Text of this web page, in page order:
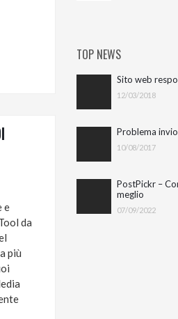
e
da
più
TOP NEWS
Sito web
12/03/2018
Problema
10/08/2017
PostPickr –
meglio
07/09/2022